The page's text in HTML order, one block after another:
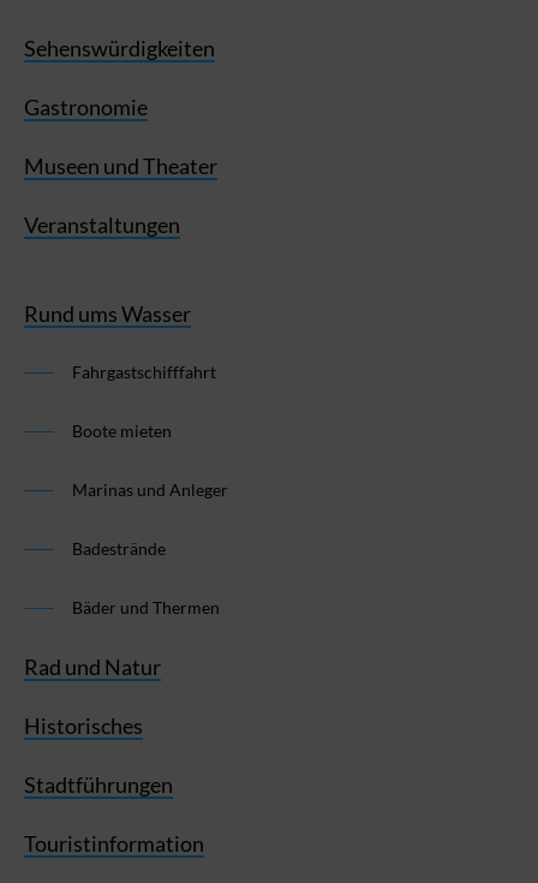
Sehenswürdigkeiten
Gastronomie
Museen und Theater
Veranstaltungen
Rund ums Wasser
Fahrgastschifffahrt
Boote mieten
Marinas und Anleger
Badestrände
Bäder und Thermen
Rad und Natur
Historisches
Stadtführungen
Touristinformation